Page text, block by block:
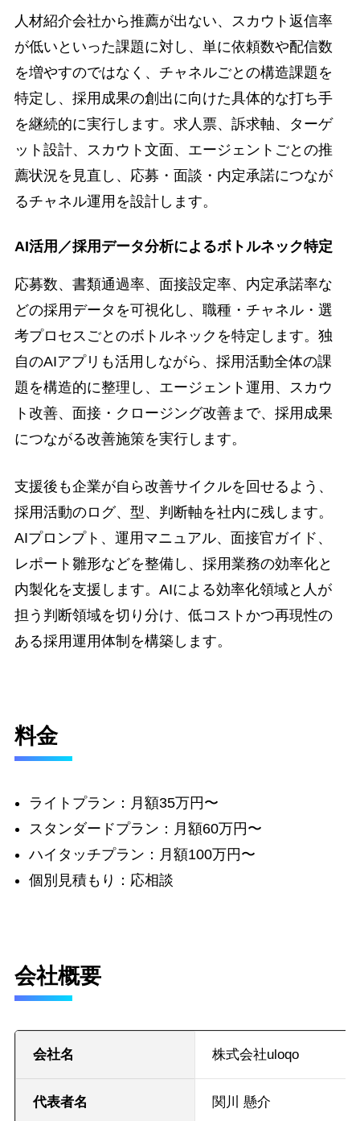
人材紹介会社から推薦が出ない、スカウト返信率
が低いといった課題に対し、単に依頼数や配信数
を増やすのではなく、チャネルごとの構造課題を
特定し、採用成果の創出に向けた具体的な打ち手
を継続的に実行します。求人票、訴求軸、ターゲ
ット設計、スカウト文面、エージェントごとの推
薦状況を見直し、応募・面談・内定承諾につなが
るチャネル運用を設計します。
AI活用／採用データ分析によるボトルネック特定
応募数、書類通過率、面接設定率、内定承諾率な
どの採用データを可視化し、職種・チャネル・選
考プロセスごとのボトルネックを特定します。独
自のAIアプリも活用しながら、採用活動全体の課
題を構造的に整理し、エージェント運用、スカウ
ト改善、面接・クロージング改善まで、採用成果
につながる改善施策を実行します。
支援後も企業が自ら改善サイクルを回せるよう、
採用活動のログ、型、判断軸を社内に残します。
AIプロンプト、運用マニュアル、面接官ガイド、
レポート雛形などを整備し、採用業務の効率化と
内製化を支援します。AIによる効率化領域と人が
担う判断領域を切り分け、低コストかつ再現性の
ある採用運用体制を構築します。
料金
ライトプラン：月額35万円〜
スタンダードプラン：月額60万円〜
ハイタッチプラン：月額100万円〜
個別見積もり：応相談
会社概要
会社名 株式会社uloqo
代表者名 関川 懸介